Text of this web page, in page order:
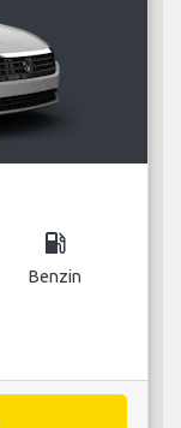
local_gas_station
Benzin